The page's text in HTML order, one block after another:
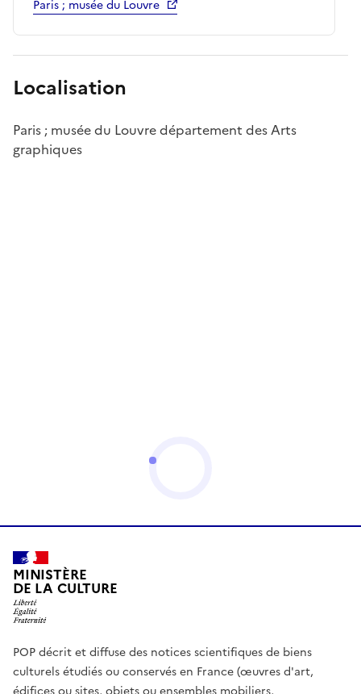
Paris ; musée du Louvre
Localisation
Paris ; musée du Louvre département des Arts
graphiques
MINISTÈRE
DE LA CULTURE
POP décrit et diffuse des notices scientifiques de biens
culturels étudiés ou conservés en France (œuvres d'art,